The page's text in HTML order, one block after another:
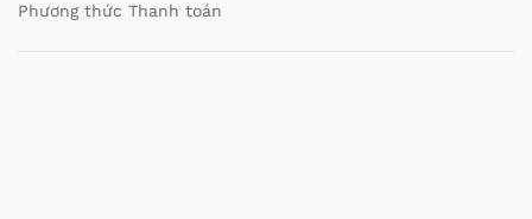
Phương thức Thanh toán